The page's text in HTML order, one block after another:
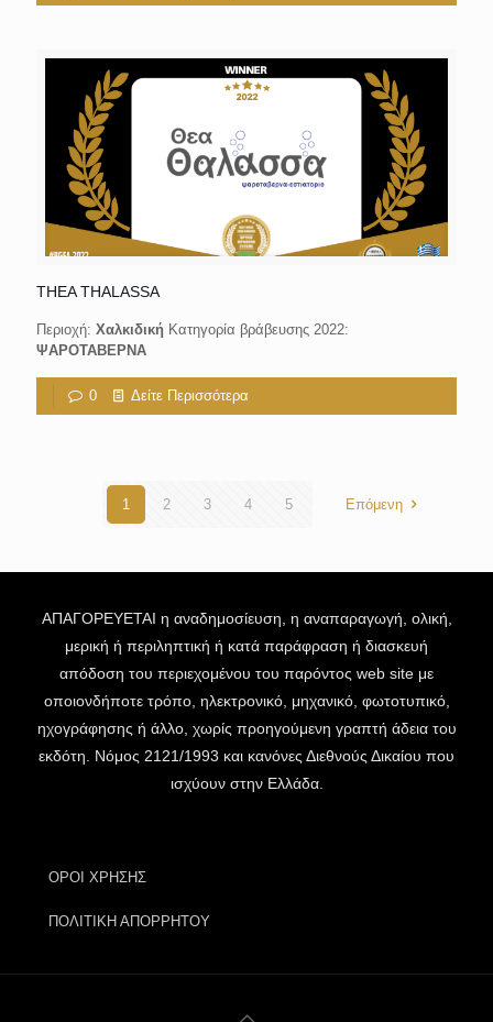
THEA THALASSA
Περιοχή: Χαλκιδική Κατηγορία βράβευσης 2022:
ΨΑΡΟΤΑΒΕΡΝΑ
0 Δείτε Περισσότερα
1 2 3 4 5 Επόμενη
ΑΠΑΓΟΡΕΥΕΤΑΙ η αναδημοσίευση, η αναπαραγωγή, ολική,
μερική ή περιληπτική ή κατά παράφραση ή διασκευή
απόδοση του περιεχομένου του παρόντος web site με
οποιονδήποτε τρόπο, ηλεκτρονικό, μηχανικό, φωτοτυπικό,
ηχογράφησης ή άλλο, χωρίς προηγούμενη γραπτή άδεια του
εκδότη. Νόμος 2121/1993 και κανόνες Διεθνούς Δικαίου που
ισχύουν στην Ελλάδα.
ΟΡΟΙ ΧΡΗΣΗΣ
ΠΟΛΙΤΙΚΗ ΑΠΟΡΡΗΤΟΥ